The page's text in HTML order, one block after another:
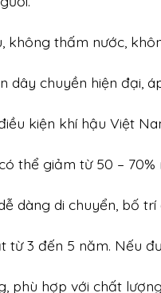
không thấm nước,
dây chuyền hiện đại,
kiện khí hậu Việt
thể giảm từ 50 – 70%
dàng di chuyển, bố
từ 3 đến 5 năm. Nếu
phù hợp với chất